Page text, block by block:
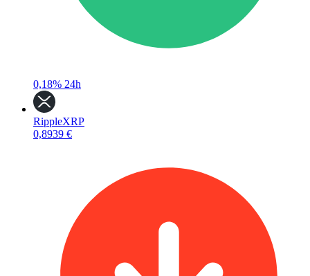
0,18% 24h
RippleXRP
0,8939 €